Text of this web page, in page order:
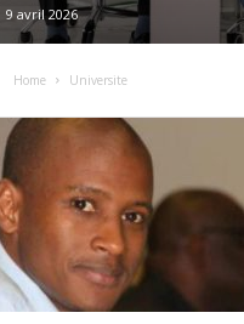
9 avril 2026
Home Universite